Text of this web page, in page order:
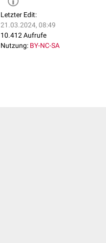
Letzter Edit:
21.03.2024, 08:49
10.412 Aufrufe
Nutzung: BY-NC-SA